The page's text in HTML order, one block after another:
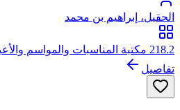
الحقيل، إبراهيم بن محمد
218.2 مكتبة المناسبات والمواسم والأعياد
تفاصيل